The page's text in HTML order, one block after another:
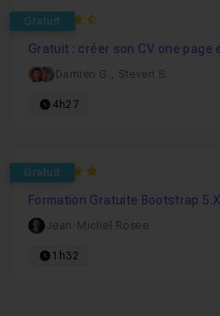
Gratuit
4.7073170731707
Gratuit : créer son CV one page
Damien G. , Steven S.
4h27
Gratuit
5
Formation Gratuite Bootstrap 5.X
Jean-Michel Rosee
1h32